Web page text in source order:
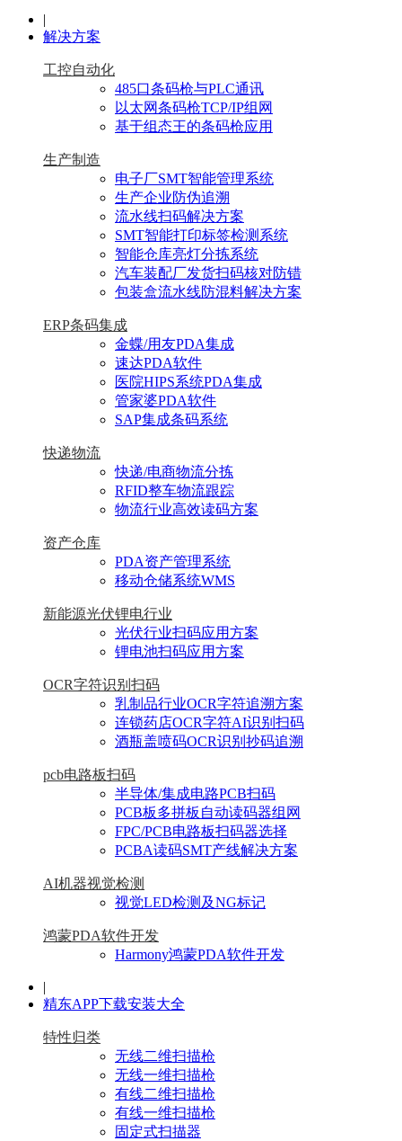
|
解决方案
工控自动化
485口条码枪与PLC通讯
以太网条码枪TCP/IP组网
基于组态王的条码枪应用
生产制造
电子厂SMT智能管理系统
生产企业防伪追溯
流水线扫码解决方案
SMT智能打印标签检测系统
智能仓库亮灯分拣系统
汽车装配厂发货扫码核对防错
包装盒流水线防混料解决方案
ERP条码集成
金蝶/用友PDA集成
速达PDA软件
医院HIPS系统PDA集成
管家婆PDA软件
SAP集成条码系统
快递物流
快递/电商物流分拣
RFID整车物流跟踪
物流行业高效读码方案
资产仓库
PDA资产管理系统
移动仓储系统WMS
新能源光伏锂电行业
光伏行业扫码应用方案
锂电池扫码应用方案
OCR字符识别扫码
乳制品行业OCR字符追溯方案
连锁药店OCR字符AI识别扫码
酒瓶盖喷码OCR识别抄码追溯
pcb电路板扫码
半导体/集成电路PCB扫码
PCB板多拼板自动读码器组网
FPC/PCB电路板扫码器选择
PCBA读码SMT产线解决方案
AI机器视觉检测
视觉LED检测及NG标记
鸿蒙PDA软件开发
Harmony鸿蒙PDA软件开发
|
精东APP下载安装大全
特性归类
无线二维扫描枪
无线一维扫描枪
有线二维扫描枪
有线一维扫描枪
固定式扫描器